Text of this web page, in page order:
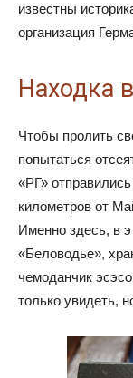
известны
организация
Находка
Чтобы пролить
попытаться
«РГ»
километров от
Именно здесь, в
«Беловодье»,
чемоданчик
только увидеть,